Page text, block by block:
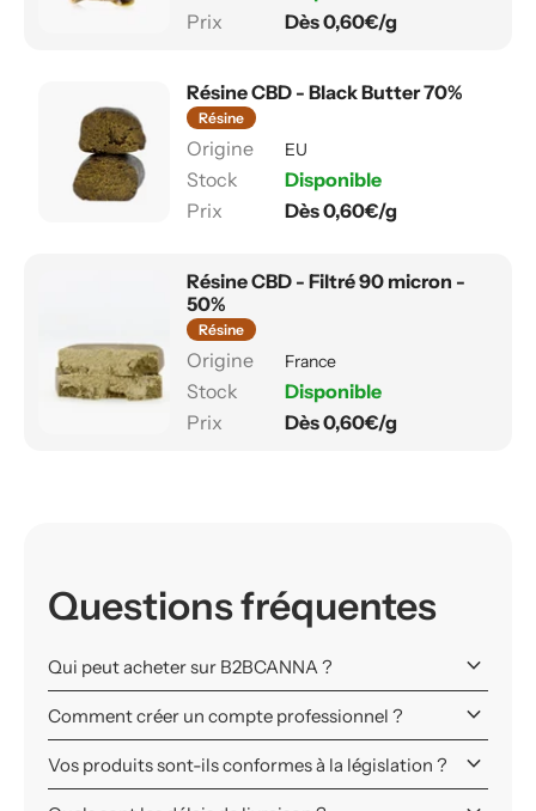
Dès 0,60€/g
Résine CBD - Black Butter 70%
Résine
EU
Disponible
Dès 0,60€/g
Résine CBD - Filtré 90 micron -
50%
Résine
France
Disponible
Dès 0,60€/g
Questions fréquentes
Qui peut acheter sur B2BCANNA ? keyboard_arrow_down
Comment créer un compte professionnel ? keyboard_arrow_down
Vos produits sont-ils conformes à la législation ? keyboard_arrow_down